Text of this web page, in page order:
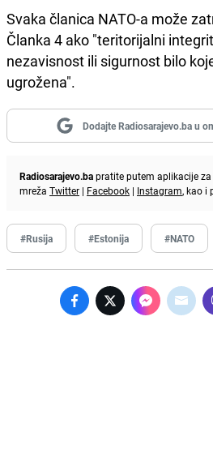
Svaka članica NATO-a može
Članka 4 ako "teritorijalni
nezavisnost ili sigurnost bilo
ugrožena".
Dodajte Radiosarajevo.ba u
Radiosarajevo.bapratite putem aplikacije za
mreža Twitter | Facebook | Instagram, kao i
#Rusija #Estonija #NATO